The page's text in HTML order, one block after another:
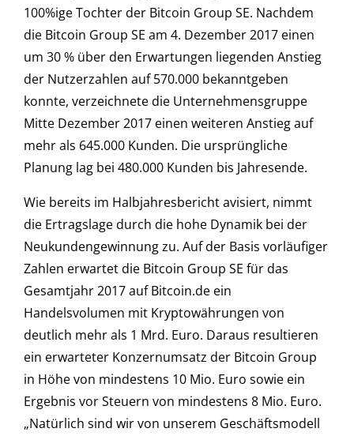
100%ige Tochter der Bitcoin Group SE. Nachdem
die Bitcoin Group SE am 4. Dezember 2017 einen
um 30 % über den Erwartungen liegenden Anstieg
der Nutzerzahlen auf 570.000 bekanntgeben
konnte, verzeichnete die Unternehmensgruppe
Mitte Dezember 2017 einen weiteren Anstieg auf
mehr als 645.000 Kunden. Die ursprüngliche
Planung lag bei 480.000 Kunden bis Jahresende.
Wie bereits im Halbjahresbericht avisiert, nimmt
die Ertragslage durch die hohe Dynamik bei der
Neukundengewinnung zu. Auf der Basis vorläufiger
Zahlen erwartet die Bitcoin Group SE für das
Gesamtjahr 2017 auf Bitcoin.de ein
Handelsvolumen mit Kryptowährungen von
deutlich mehr als 1 Mrd. Euro. Daraus resultieren
ein erwarteter Konzernumsatz der Bitcoin Group
in Höhe von mindestens 10 Mio. Euro sowie ein
Ergebnis vor Steuern von mindestens 8 Mio. Euro.
„Natürlich sind wir von unserem Geschäftsmodell